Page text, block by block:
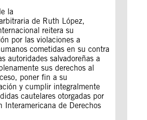
la
de Ruth López,
reitera su
por las violaciones a
cometidas en su contra
autoridades salvadoreñas a
sus derechos al
poner fin a su
y cumplir integralmente
cautelares otorgadas por
Interamericana de Derechos